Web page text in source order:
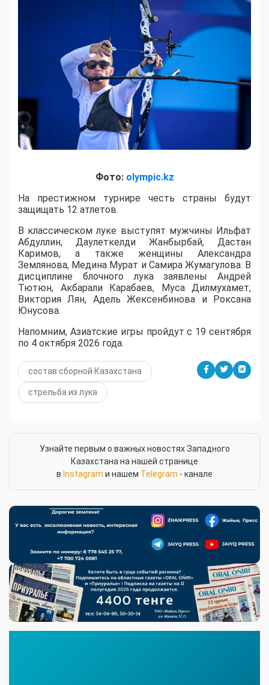
Фото: olympic.kz
На престижном турнире честь страны будут
защищать 12 атлетов.
В классическом луке выступят мужчины Ильфат
Абдуллин, Даулеткелди Жанбырбай, Дастан
Каримов, а также женщины Александра
Землянова, Медина Мурат и Самира Жумагулова. В
дисциплине блочного лука заявлены Андрей
Тютюн, Акбарали Карабаев, Муса Дилмухамет,
Виктория Лян, Адель Жексенбинова и Роксана
Юнусова.
Напомним, Азиатские игры пройдут с 19 сентября
по 4 октября 2026 года.
состав сборной Казахстана
стрельба из лука
Узнайте первым о важных новостях Западного
Казахстана на нашей странице
в Instagram и нашем Telegram - канале